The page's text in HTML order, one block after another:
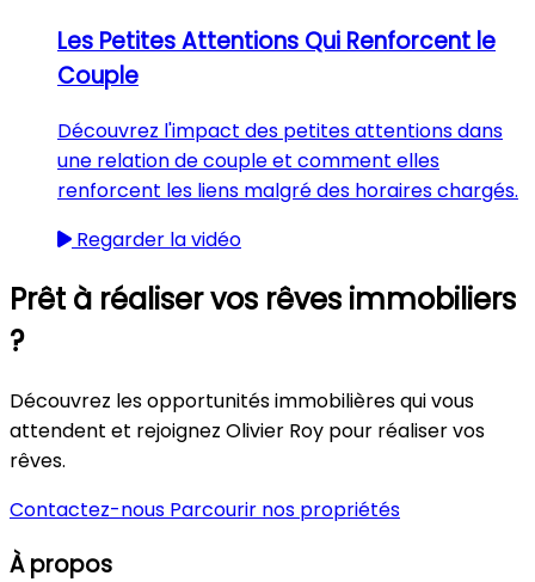
Les Petites Attentions Qui Renforcent le
Couple
Découvrez l'impact des petites attentions dans
une relation de couple et comment elles
renforcent les liens malgré des horaires chargés.
Regarder la vidéo
Prêt à réaliser vos rêves immobiliers
?
Découvrez les opportunités immobilières qui vous
attendent et rejoignez Olivier Roy pour réaliser vos
rêves.
Contactez-nous Parcourir nos propriétés
À propos